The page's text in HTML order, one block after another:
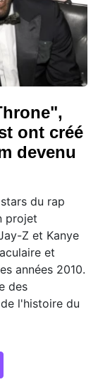
ont créé
devenu
du rap
projet
Z et Kanye
et
années 2010.
des
l'histoire du